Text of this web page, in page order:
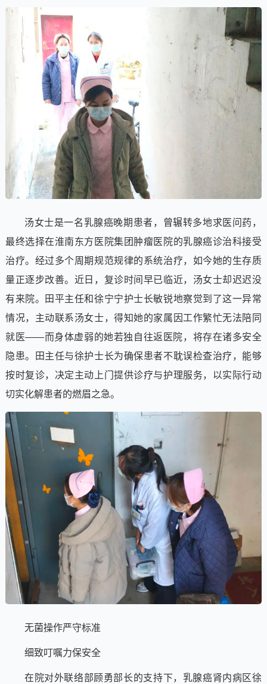
汤女士是一名乳腺癌晚期患者，曾辗转多地求医问药，
最终选择在淮南东方医院集团肿瘤医院的乳腺癌诊治科接受
治疗。经过多个周期规范规律的系统治疗，如今她的生存质
量正逐步改善。近日，复诊时间早已临近，汤女士却迟迟没
有来院。田平主任和徐宁宁护士长敏锐地察觉到了这一异常
情况，主动联系汤女士，得知她的家属因工作繁忙无法陪同
就医——而身体虚弱的她若独自往返医院，将存在诸多安全
隐患。田主任与徐护士长为确保患者不耽误检查治疗，能够
按时复诊，决定主动上门提供诊疗与护理服务，以实际行动
切实化解患者的燃眉之急。
无菌操作严守标准
细致叮嘱力保安全
在院对外联络部顾勇部长的支持下，乳腺癌肾内病区徐